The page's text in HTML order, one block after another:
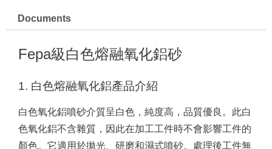
Documents
Fepa級白色熔融氧化鋁砂
1. 白色熔融氧化鋁產品介紹
白色氧化鋁噴砂介質呈白色，純度高，品質優良。此白
色氧化鋁不含雜質，因此在加工工件時不會影響工件的
顏色。它適用於拋光、研磨和濕式噴砂。處理後工件無